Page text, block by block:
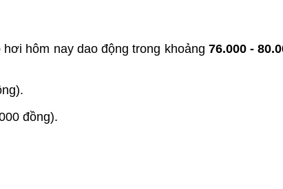
hôm nay dao động trong khoảng 76.000 -
đồng).